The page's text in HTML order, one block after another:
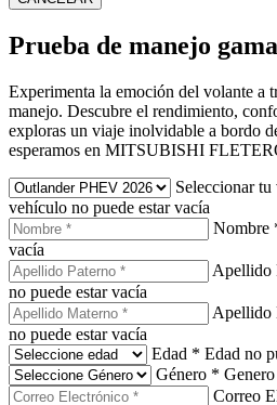
Prueba de manejo
Experimenta la emoción del volante a
manejo. Descubre el rendimiento,
exploras un viaje inolvidable a bordo
esperamos en MITSUBISHI
Seleccionar
vehículo no puede estar vacía
Nombre
vacía
Apellido
no puede estar vacía
Apellido
no puede estar vacía
Edad * Edad no
Género *
Correo